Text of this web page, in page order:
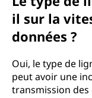
il sur la
données ?
Oui, le type de
peut avoir une
transmission des